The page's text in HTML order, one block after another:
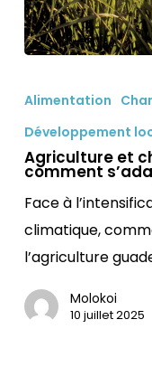
et
changement
climatique
:
comment
s’adapter
?
Alimentation
Développement
Agriculture et
comment
Face à
climatique,
l’agriculture
Molokoi
10 juillet 2025